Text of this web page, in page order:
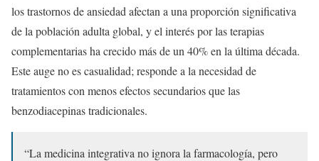
los trastornos de ansiedad afectan a una proporción significativa
de la población adulta global, y el interés por las terapias
complementarias ha crecido más de un 40% en la última década.
Este auge no es casualidad; responde a la necesidad de
tratamientos con menos efectos secundarios que las
benzodiacepinas tradicionales.
“La medicina integrativa no ignora la farmacología, pero